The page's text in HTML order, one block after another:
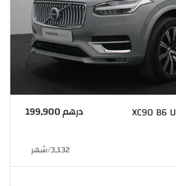
درهم 199,900
3,132
/شهر